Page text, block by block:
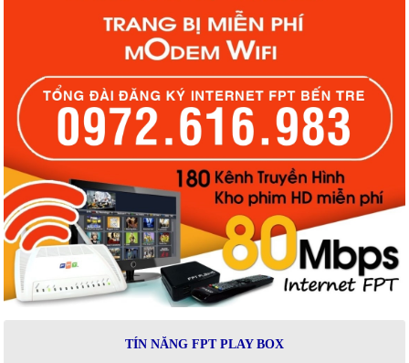
TÍN NĂNG FPT PLAY BOX